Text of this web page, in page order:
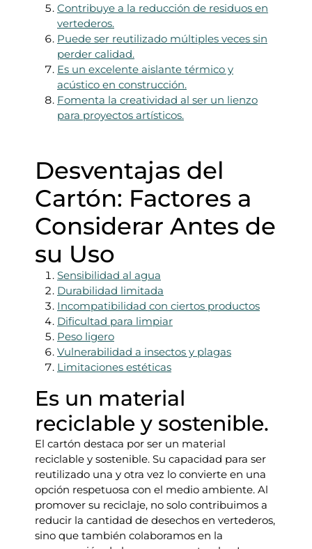
Contribuye a la reducción de residuos en
vertederos.
Puede ser reutilizado múltiples veces sin
perder calidad.
Es un excelente aislante térmico y
acústico en construcción.
Fomenta la creatividad al ser un lienzo
para proyectos artísticos.
Desventajas del
Cartón: Factores a
Considerar Antes de
su Uso
Sensibilidad al agua
Durabilidad limitada
Incompatibilidad con ciertos productos
Dificultad para limpiar
Peso ligero
Vulnerabilidad a insectos y plagas
Limitaciones estéticas
Es un material
reciclable y sostenible.
El cartón destaca por ser un material
reciclable y sostenible. Su capacidad para ser
reutilizado una y otra vez lo convierte en una
opción respetuosa con el medio ambiente. Al
promover su reciclaje, no solo contribuimos a
reducir la cantidad de desechos en vertederos,
sino que también colaboramos en la